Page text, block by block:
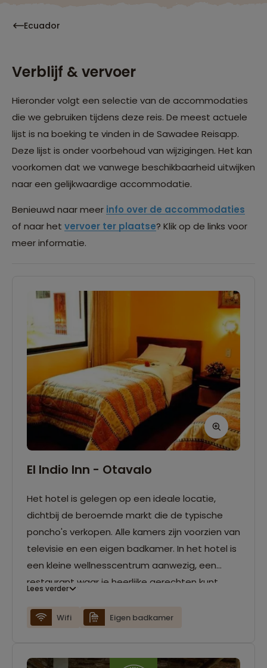
Ecuador
Verblijf & vervoer
Hieronder volgt een selectie van de accommodaties
die we gebruiken tijdens deze reis. De meest actuele
lijst is na boeking te vinden in de Sawadee Reisapp.
Deze lijst is onder voorbehoud van wijzigingen. Het kan
voorkomen dat we vanwege beschikbaarheid uitwijken
naar een gelijkwaardige accommodatie.
Benieuwd naar meer info over de accommodaties
of naar het vervoer ter plaatse? Klik op de links voor
meer informatie.
El Indio Inn - Otavalo
Het hotel is gelegen op een ideale locatie,
dichtbij de beroemde markt die de typische
poncho's verkopen. Alle kamers zijn voorzien van
televisie en een eigen badkamer. In het hotel is
een kleine wellnesscentrum aanwezig, een
restaurant waar je heerlijke gerechten kunt
aanwezig.
Lees verder
Wifi Eigen badkamer